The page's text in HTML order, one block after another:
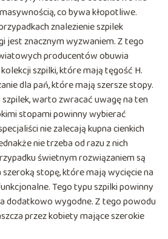
co bywa kłopotliwe.
znalezienie szpilek
jest znacznym wyzwaniem. Z tego
producentów obuwia
szpilki, które mają tęgość H.
dla pań, które mają szersze stopy.
warto zwracać uwagę na ten
stopami powinny wybierać
nie zalecają kupna cienkich
nie trzeba od razu z nich
świetnym rozwiązaniem są
stopę, które mają wycięcie na
Tego typu szpilki powinny
dodatkowo wygodne. Z tego powodu
przez kobiety mające szerokie